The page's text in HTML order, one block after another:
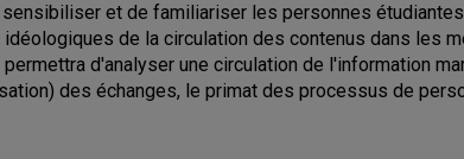
et de familiariser les personnes
de la circulation des contenus dans les
d'analyser une circulation de l'information
des échanges, le primat des processus de